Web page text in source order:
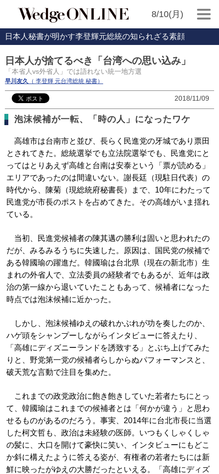
8/10(月)
日本人秘書が明かす李登輝元総統の知られざる素顔
日本人が捨てるべき「台湾への思い込み」
「本省人vs外省人」では語れない統一地方選
早川友久 （ 李登輝 元台湾総統 秘書）
2018/11/09
泡沫候補が一転、「時の人」になったワケ
高雄市は台南市と並び、長らく民進党の牙城であり票田
とされてきた。総統選挙でも立法院選挙でも、民進党にと
ってはとりあえず高雄と台南は安泰という「票が読める」
エリアであったのは間違いない。謝長廷（現駐日代表）の
時代から、陳菊（現総統府秘書長）まで、10年にわたって
民進党が市長のポストを占めてきた。その高雄がいま揺れ
ている。
当初、民進党候補者の陳其邁の勝利は固いと思われたの
だが、みるみるうちに失速した。原因は、国民党の候補で
ある韓國瑜の躍進だ。韓國瑜は台北県（現在の新北市）生
まれの外省人で、立法委員の経験者でもあるが、近年は政
治の第一線から退いていたこともあって、候補者になった
時点では泡沫候補に近かった。
しかし、泡沫候補ゆえの破れかぶれが功を奏したのか、
ハゲ頭をシャンプーしながらインタビューに答えたり、
「高雄にディズニーランドを誘致する」とぶち上げてみた
りと、野党第一党の候補者らしからぬパフォーマンスと、
破天荒な言動で注目を集めた。
これまでの政党政治に飽き飽きしていた若者たちにとっ
て、韓國瑜はこれまでの候補者とは「何かが違う」と思わ
せるものがあるのだろう。事実、2014年に台北市長に当選
した柯文哲も、政治は未経験の医師。いつもくしゃくしゃ
の髪に、大口を開けて豪快に笑い、インタビューにもどこ
か斜に構えたように答える姿が、有権者の若者たちには新
鮮に映ったがゆえの大勝だったといえる。「高雄にディズ